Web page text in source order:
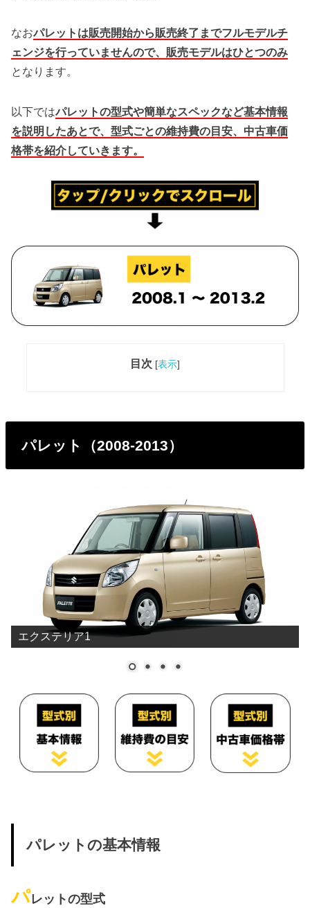
なおパレットは販売開始から販売終了までフルモデルチ
ェンジを行っていませんので、販売モデルはひとつのみ
となります。
以下ではパレットの型式や簡単なスペックなど基本情報
を説明したあとで、型式ごとの維持費の目安、中古車価
格帯を紹介していきます。
目次 [表示]
パレット（2008-2013）
エクステリア1
パレットの基本情報
パレットの型式